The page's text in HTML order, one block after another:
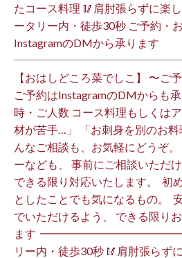
たコース料理 🥢肩肘張らずに楽
ータリー内・徒歩30秒 ご予約・
InstagramのDMから承ります ⁡
【おはしどころ菜でしこ】 〜ご
ご予約はInstagramのDMからも
時・ご人数 コース料理もしくは
材が苦手…」 「お刺身を別のお
んなご相談も、お気軽にどうぞ
ーなども、 事前にご相談いただ
できる限り対応いたします。 ⁡ 初
としたことでも気になるもの。
でいただけるよう、 できる限り
ます️ ⁡ ━━━━━━━━━━━━━━
リー内・徒歩30秒 🥢肩肘張らず